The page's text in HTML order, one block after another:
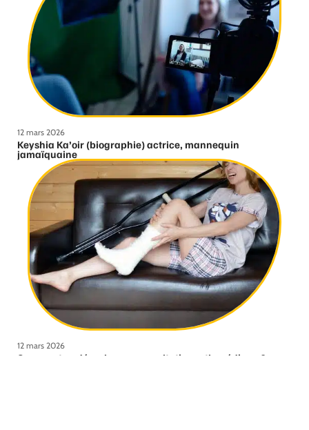
12 mars 2026
Keyshia Ka’oir (biographie) actrice, mannequin
jamaïquaine
12 mars 2026
Comment se déroule une consultation orthopédique ?